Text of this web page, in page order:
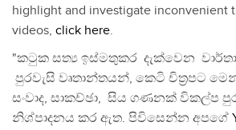
highlight and investigate inconvenient
videos, click here.
"කටුක සත්‍ය ඉස්මතුකර දැක්වෙන
පුරවැසි වෘතාන්තයන්, කෙටි චිත්‍රපට
සංවාද, සාකච්ඡා, සිය ගණනක් විකල්ප
නිශ්පාදනය කර ඇත. පිවිසෙන්න අපගේ